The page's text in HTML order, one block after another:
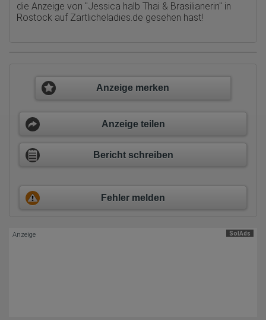
Auflösung des Computers
Besucherquelle (Facebook, Suchmaschine oder
verweisende Webseite)
Wie lange blieb der Besucher?
Ort der Verarbeitung:
Hotjar
Wir nutzen Hotjar als Webanalysedient. Es wird verwendet, um
Daten über das Benutzerverhalten zu sammeln. Hotjar kann
auch im Rahmen von Umfragen und Feedbackfunktionen, die
Herausgeber:
die Anzeige von "Jessica halb Thai & Brasilianerin" in
Rostock auf Zärtlicheladies.de gesehen hast!
Anzeige merken
Anzeige teilen
Bericht schreiben
Fehler melden
SolAds
Anzeige